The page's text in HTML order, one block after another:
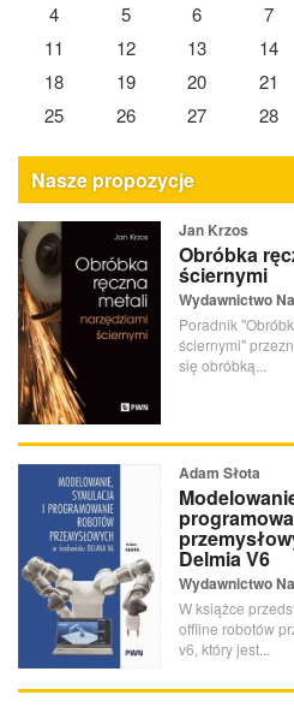
4
5 6 7
11
12 13 14
18
19 20 21
25
26 27 28
Nasze propozycje
Jan Krzos
Obróbka
ściernymi
Wydawnictwo
Poradnik
ściernymi"
się obróbką...
Adam Słota
Delmia V6
Wydawnictwo
W książce
offline robotów
v6, który jest...